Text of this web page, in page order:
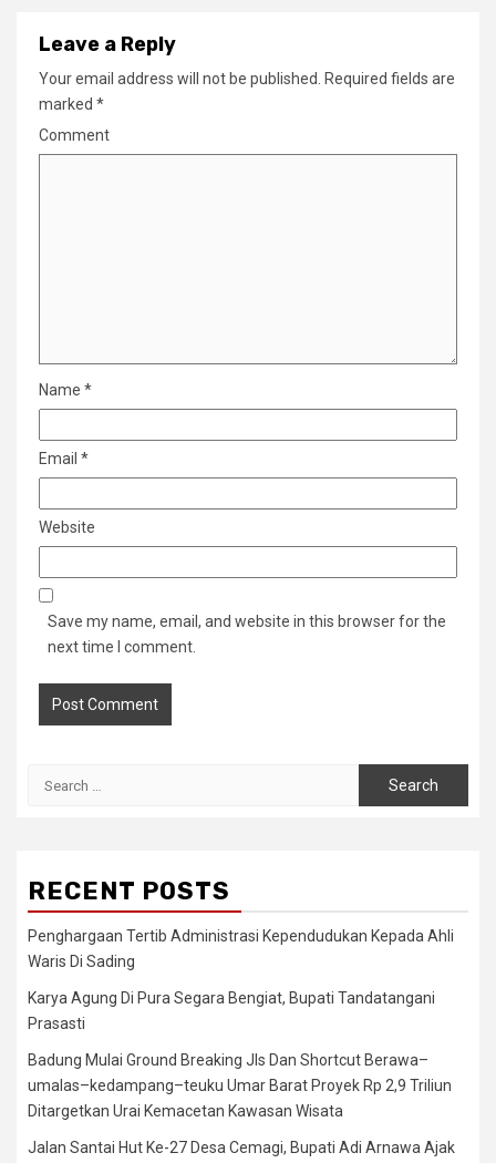
Leave a Reply
Your email address will not be published.
Required fields are
marked *
Comment
Name *
Email *
Website
Save my name, email, and website in this browser for the
next time I comment.
RECENT POSTS
Penghargaan Tertib Administrasi Kependudukan Kepada Ahli
Waris Di Sading
Karya Agung Di Pura Segara Bengiat, Bupati Tandatangani
Prasasti
Badung Mulai Ground Breaking Jls Dan Shortcut Berawa–
umalas–kedampang–teuku Umar Barat Proyek Rp 2,9 Triliun
Ditargetkan Urai Kemacetan Kawasan Wisata
Jalan Santai Hut Ke-27 Desa Cemagi, Bupati Adi Arnawa Ajak